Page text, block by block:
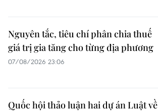
Nguyên tắc, tiêu chí phân chia thuế
giá trị gia tăng cho từng địa phương
07/08/2026 23:06
Quốc hội thảo luận hai dự án Luật về